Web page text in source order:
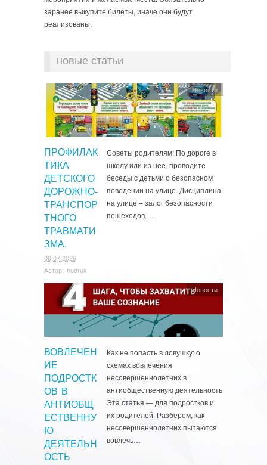
заранее выкупите билеты, иначе они будут
реализованы.
новые статьи
ПРОФИЛАК
ТИКА
ДЕТСКОГО
ДОРОЖНО-
ТРАНСПОР
ТНОГО
ТРАВМАТИ
ЗМА.
08.07.2026
Автор: hudruk
Новости
Советы родителям: По дороге в
школу или из нее, проводите
беседы с детьми о безопасном
поведении на улице. Дисциплина
на улице – залог безопасности
пешеходов,…
ВОВЛЕЧЕН
ИЕ
ПОДРОСТК
ОВ В
АНТИОБЩ
ЕСТВЕННУ
Ю
ДЕЯТЕЛЬН
ОСТЬ
Новости
Как не попасть в ловушку: о
схемах вовлечения
несовершеннолетних в
антиобщественную деятельность
Эта статья — для подростков и
их родителей. Разберём, как
несовершеннолетних пытаются
вовлечь…